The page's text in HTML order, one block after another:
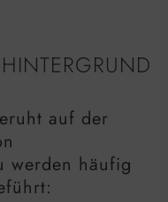
auf der
werden häufig